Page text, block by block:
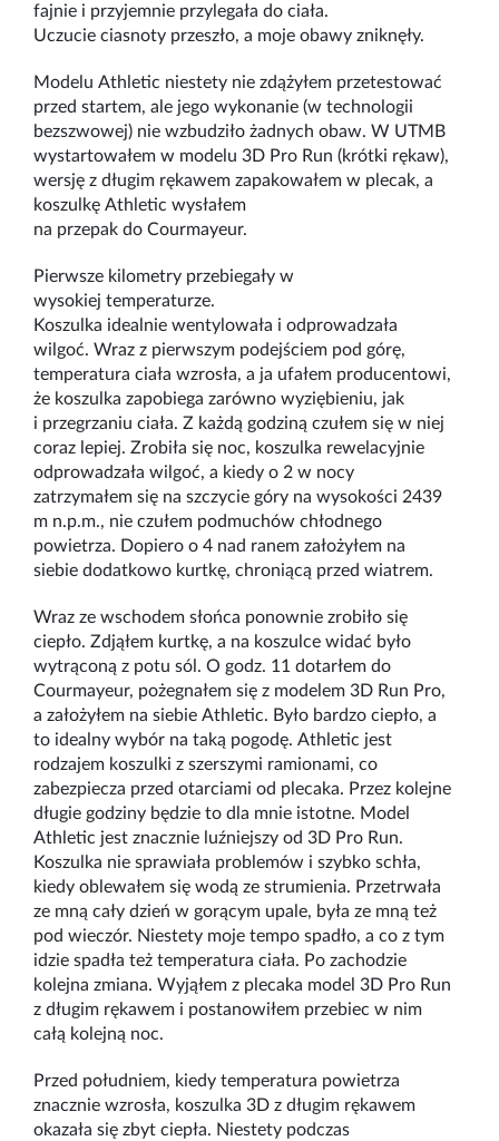
fajnie i przyjemnie przylegała do ciała.
Uczucie ciasnoty przeszło, a moje obawy zniknęły.
Modelu Athletic niestety nie zdążyłem przetestować
przed startem, ale jego wykonanie (w technologii
bezszwowej) nie wzbudziło żadnych obaw. W UTMB
wystartowałem w modelu 3D Pro Run (krótki rękaw),
wersję z długim rękawem zapakowałem w plecak, a
koszulkę Athletic wysłałem
na przepak do Courmayeur.
Pierwsze kilometry przebiegały w
wysokiej temperaturze.
Koszulka idealnie wentylowała i odprowadzała
wilgoć. Wraz z pierwszym podejściem pod górę,
temperatura ciała wzrosła, a ja ufałem producentowi,
że koszulka zapobiega zarówno wyziębieniu, jak
i przegrzaniu ciała. Z każdą godziną czułem się w niej
coraz lepiej. Zrobiła się noc, koszulka rewelacyjnie
odprowadzała wilgoć, a kiedy o 2 w nocy
zatrzymałem się na szczycie góry na wysokości 2439
m n.p.m., nie czułem podmuchów chłodnego
powietrza. Dopiero o 4 nad ranem założyłem na
siebie dodatkowo kurtkę, chroniącą przed wiatrem.
Wraz ze wschodem słońca ponownie zrobiło się
ciepło. Zdjąłem kurtkę, a na koszulce widać było
wytrąconą z potu sól. O godz. 11 dotarłem do
Courmayeur, pożegnałem się z modelem 3D Run Pro,
a założyłem na siebie Athletic. Było bardzo ciepło, a
to idealny wybór na taką pogodę. Athletic jest
rodzajem koszulki z szerszymi ramionami, co
zabezpiecza przed otarciami od plecaka. Przez kolejne
długie godziny będzie to dla mnie istotne. Model
Athletic jest znacznie luźniejszy od 3D Pro Run.
Koszulka nie sprawiała problemów i szybko schła,
kiedy oblewałem się wodą ze strumienia. Przetrwała
ze mną cały dzień w gorącym upale, była ze mną też
pod wieczór. Niestety moje tempo spadło, a co z tym
idzie spadła też temperatura ciała. Po zachodzie
kolejna zmiana. Wyjąłem z plecaka model 3D Pro Run
z długim rękawem i postanowiłem przebiec w nim
całą kolejną noc.
Przed południem, kiedy temperatura powietrza
znacznie wzrosła, koszulka 3D z długim rękawem
okazała się zbyt ciepła. Niestety podczas